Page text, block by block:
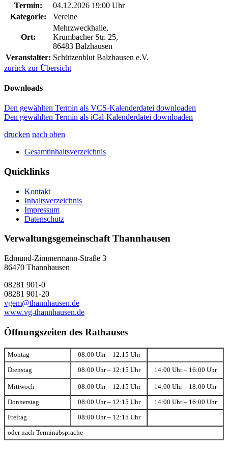
Termin:
04.12.2026 19:00 Uhr
Kategorie:
Vereine
Ort:
Mehrzweckhalle,
Krumbacher Str. 25,
86483 Balzhausen
Veranstalter: Schützenblut Balzhausen e.V.
zurück zur Übersicht
Downloads
Den gewählten Termin als VCS-Kalenderdatei downloaden
Den gewählten Termin als iCal-Kalenderdatei downloaden
drucken nach oben
Gesamtinhaltsverzeichnis
Quicklinks
Kontakt
Inhaltsverzeichnis
Impressum
Datenschutz
Verwaltungsgemeinschaft Thannhausen
Edmund-Zimmermann-Straße 3
86470 Thannhausen
08281 901-0
08281 901-20
vgem@thannhausen.de
www.vg-thannhausen.de
Öffnungszeiten des Rathauses
Montag 08:00 Uhr – 12:15 Uhr
Dienstag 08:00 Uhr – 12:15 Uhr 14:00 Uhr – 16:00 Uhr
Mittwoch 08:00 Uhr – 12:15 Uhr 14:00 Uhr – 18:00 Uhr
Donnerstag 08:00 Uhr – 12:15 Uhr 14:00 Uhr – 16:00 Uhr
Freitag 08:00 Uhr – 12:15 Uhr
oder nach Terminabsprache